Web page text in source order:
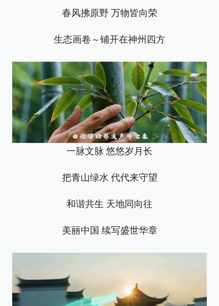
春风拂原野 万物皆向荣
生态画卷～铺开在神州四方
一脉文脉 悠悠岁月长
把青山绿水 代代来守望
和谐共生 天地同向往
美丽中国 续写盛世华章